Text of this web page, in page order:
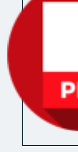
être adapté.
Contact